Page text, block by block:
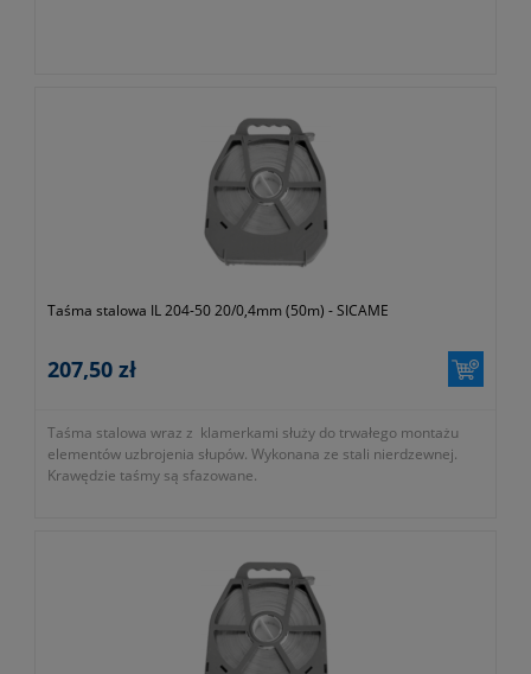
Taśma stalowa IL 204-50 20/0,4mm (50m) - SICAME
207,50 zł
Taśma stalowa wraz z klamerkami służy do trwałego montażu
elementów uzbrojenia słupów. Wykonana ze stali nierdzewnej.
Krawędzie taśmy są sfazowane.